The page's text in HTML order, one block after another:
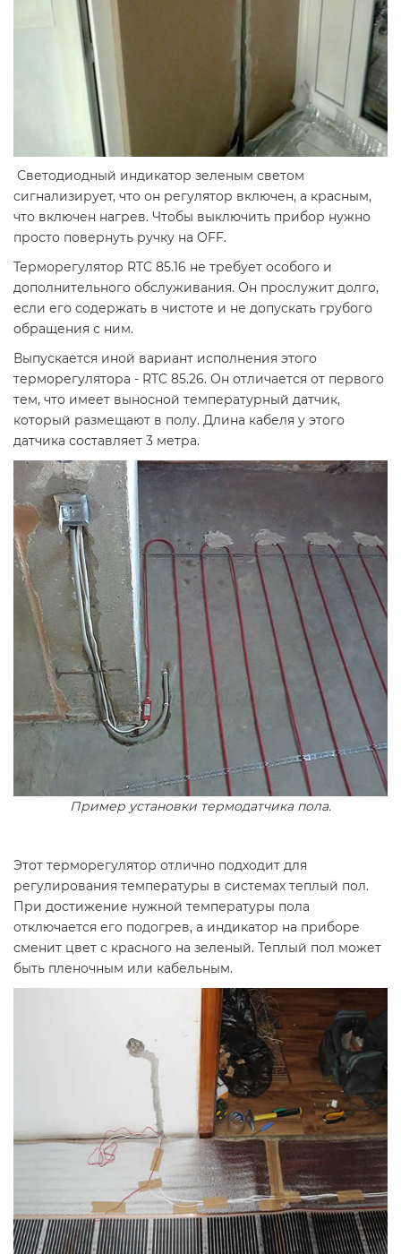
Светодиодный индикатор зеленым светом
сигнализирует, что он регулятор включен, а красным,
что включен нагрев. Чтобы выключить прибор нужно
просто повернуть ручку на OFF.
Терморегулятор RTC 85.16 не требует особого и
дополнительного обслуживания. Он прослужит долго,
если его содержать в чистоте и не допускать грубого
обращения с ним.
Выпускается иной вариант исполнения этого
терморегулятора - RTC 85.26. Он отличается от первого
тем, что имеет выносной температурный датчик,
который размещают в полу. Длина кабеля у этого
датчика составляет 3 метра.
Пример установки термодатчика пола.
Этот терморегулятор отлично подходит для
регулирования температуры в системах теплый пол.
При достижение нужной температуры пола
отключается его подогрев, а индикатор на приборе
сменит цвет с красного на зеленый. Теплый пол может
быть пленочным или кабельным.